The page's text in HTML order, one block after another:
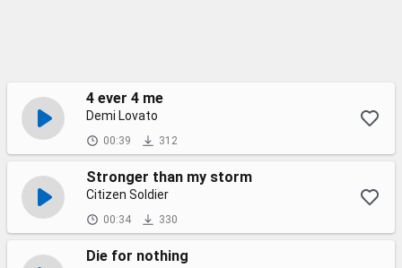
4 ever 4 me
Demi Lovato
00:39 312
Stronger than my storm
Citizen Soldier
00:34 330
Die for nothing